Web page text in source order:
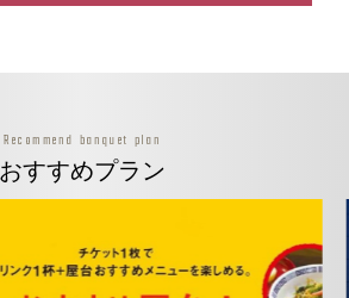
Recommend banquet plan
おすすめプラン